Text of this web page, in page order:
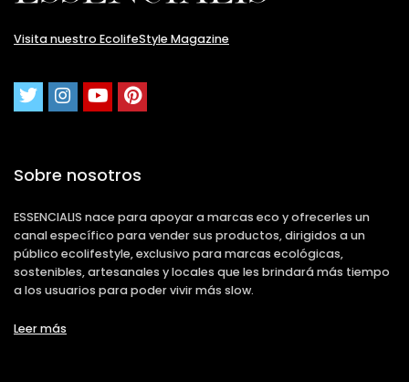
Visita nuestro EcolifeStyle Magazine
Sobre nosotros
ESSENCIALIS nace para apoyar a marcas eco y ofrecerles un
canal específico para vender sus productos, dirigidos a un
público ecolifestyle, exclusivo para marcas ecológicas,
sostenibles, artesanales y locales que les brindará más tiempo
a los usuarios para poder vivir más slow.
Leer más